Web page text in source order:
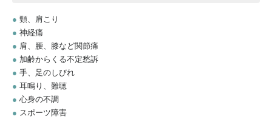
● 頸、肩こり
● 神経痛
● 肩、腰、膝など関節痛
● 加齢からくる不定愁訴
● 手、足のしびれ
● 耳鳴り、難聴
● 心身の不調
● スポーツ障害